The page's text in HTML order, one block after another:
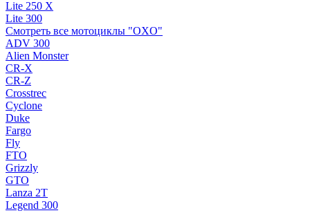
Lite 250 X
Lite 300
Смотреть все мотоциклы "OXO"
ADV 300
Alien Monster
CR-X
CR-Z
Crosstrec
Cyclone
Duke
Fargo
Fly
FTO
Grizzly
GTO
Lanza 2T
Legend 300